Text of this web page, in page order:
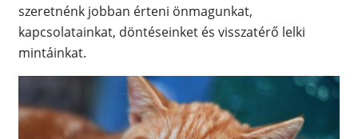
szeretnénk jobban érteni önmagunkat,
kapcsolatainkat, döntéseinket és visszatérő lelki
mintáinkat.